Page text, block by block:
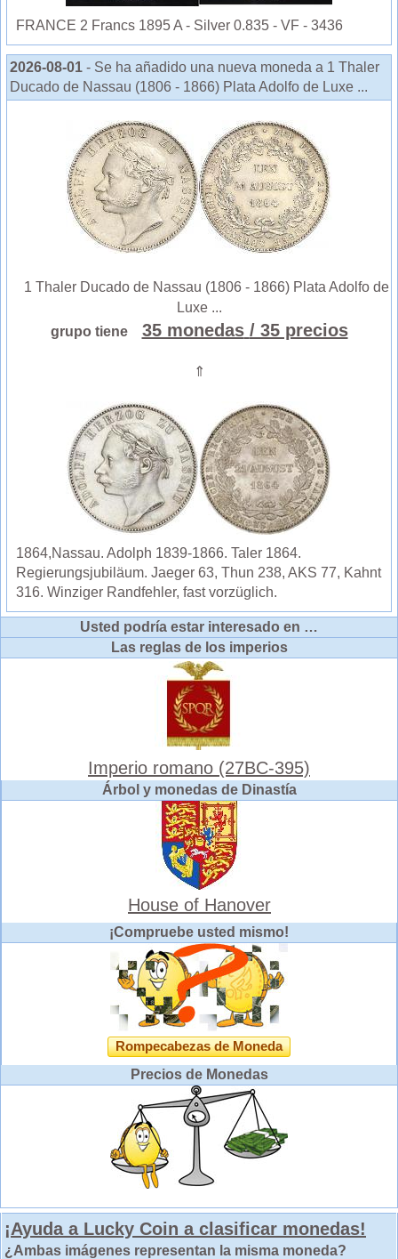
FRANCE 2 Francs 1895 A - Silver 0.835 - VF - 3436
2026-08-01 - Se ha añadido una nueva moneda a 1 Thaler
Ducado de Nassau (1806 - 1866) Plata Adolfo de Luxe ...
1 Thaler Ducado de Nassau (1806 - 1866) Plata Adolfo de
Luxe ...
grupo tiene
35 monedas / 35 precios
⇑
1864,Nassau. Adolph 1839-1866. Taler 1864.
Regierungsjubiläum. Jaeger 63, Thun 238, AKS 77, Kahnt
316. Winziger Randfehler, fast vorzüglich.
Usted podría estar interesado en …
Las reglas de los imperios
Imperio romano (27BC-395)
Árbol y monedas de Dinastía
House of Hanover
¡Compruebe usted mismo!
Rompecabezas de Moneda
Precios de Monedas
¡Ayuda a Lucky Coin a clasificar monedas!
¿Ambas imágenes representan la misma moneda?